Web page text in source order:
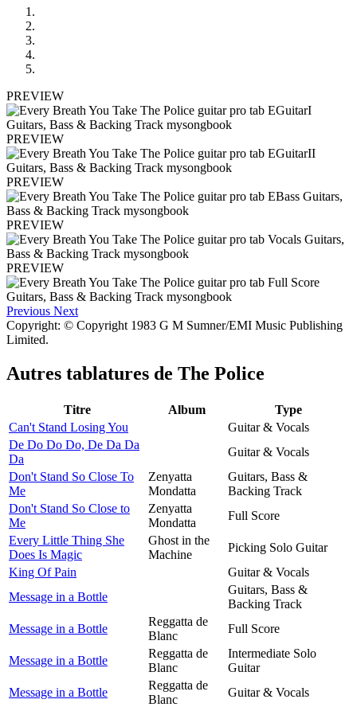
PREVIEW
PREVIEW
PREVIEW
PREVIEW
PREVIEW
Previous Next
Copyright: © Copyright 1983 G M Sumner/EMI Music Publishing
Limited.
Autres tablatures de The Police
Titre Album
Type
Can't Stand Losing You
Guitar & Vocals
De Do Do Do, De Da Da
Da
Guitar & Vocals
Don't Stand So Close To
Me
Zenyatta
Mondatta
Guitars, Bass &
Backing Track
Don't Stand So Close to
Me
Zenyatta
Mondatta
Full Score
Every Little Thing She
Does Is Magic
Ghost in the
Machine
Picking Solo Guitar
King Of Pain
Guitar & Vocals
Message in a Bottle
Guitars, Bass &
Backing Track
Message in a Bottle
Reggatta de
Blanc
Full Score
Message in a Bottle
Reggatta de
Blanc
Intermediate Solo
Guitar
Message in a Bottle
Reggatta de
Blanc
Guitar & Vocals